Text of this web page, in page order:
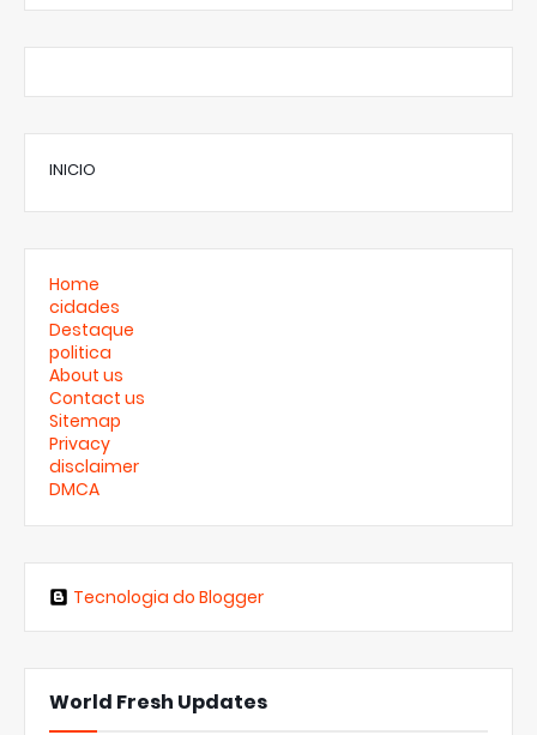
INICIO
Home
cidades
Destaque
politica
About us
Contact us
Sitemap
Privacy
disclaimer
DMCA
Tecnologia do Blogger
World Fresh Updates